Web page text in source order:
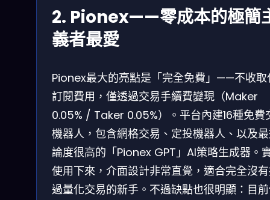
2. Pionex——零成本的極簡
義者最愛
Pionex最大的亮點是「完全免費」——不收取
訂閱費用，僅透過交易手續費變現（Maker
0.05% / Taker 0.05%）。平台內建16種免費
機器人，包含網格交易、定投機器人、以及
論度很高的「Pionex GPT」AI策略生成器。
使用下來，介面設計非常直覺，適合完全沒
過量化交易的新手。不過缺點也很明顯：目